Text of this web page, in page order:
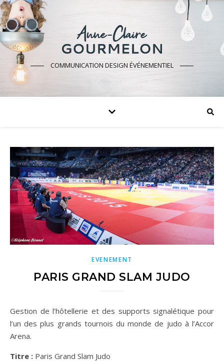
COMMUNICATION DESIGN ÉVÉNEMENTIEL
EVENEMENT
PARIS GRAND SLAM JUDO
Gestion de l’hôtellerie et des supports signalétique pour
l’un des plus grands tournois du monde de judo à l’Accor
Arena.
Titre : Paris Grand Slam Judo